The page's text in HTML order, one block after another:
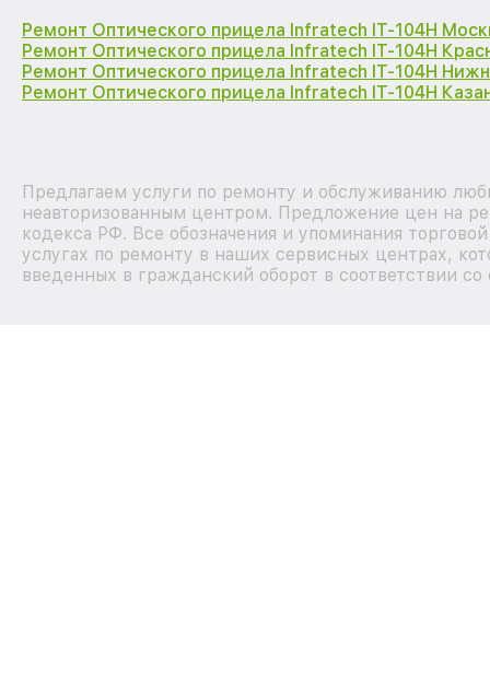
Ремонт Оптического прицела Infratech IT-104H
Ремонт Оптического прицела Infratech IT-104H
Ремонт Оптического прицела Infratech IT-104H
Ремонт Оптического прицела Infratech IT-104H
Предлагаем услуги по ремонту и обслуживанию
неавторизованным центром. Предложение цен на
кодекса РФ. Все обозначения и упоминания
услугах по ремонту в наших сервисных центрах,
введенных в гражданский оборот в соответствии